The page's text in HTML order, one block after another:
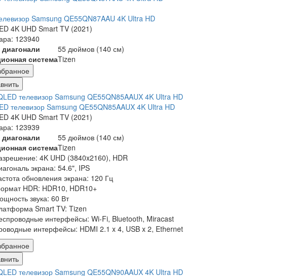
Samsung QE55QN87AAU 4K Ultra HD
4K UHD Smart TV (2021)
123940
55 дюймов (140 см)
системаTizen
телевизор Samsung QE55QN85AAUX 4K Ultra HD
4K UHD Smart TV (2021)
123939
55 дюймов (140 см)
системаTizen
4K UHD (3840x2160), HDR
экрана: 54.6", IPS
обновления экрана: 120 Гц
HDR: HDR10, HDR10+
звука: 60 Вт
Smart TV: Tizen
интерфейсы: Wi-Fi, Bluetooth, Miracast
интерфейсы: HDMI 2.1 x 4, USB x 2, Ethernet